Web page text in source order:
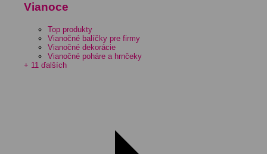
Vianoce
Top produkty
Vianočné balíčky pre firmy
Vianočné dekorácie
Vianočné poháre a hrnčeky
+ 11 ďalších